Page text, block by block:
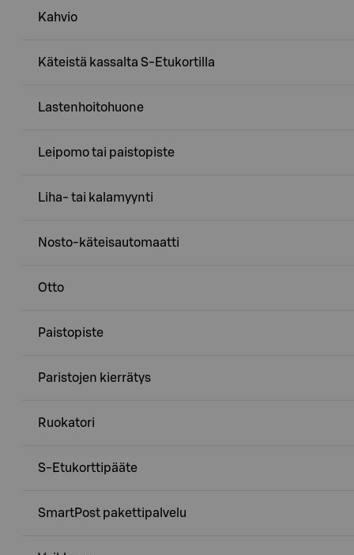
Kahvio
Käteistä kassalta S-Etukortilla
Lastenhoitohuone
Leipomo tai paistopiste
Liha- tai kalamyynti
Nosto-käteisautomaatti
Otto
Paistopiste
Paristojen kierrätys
Ruokatori
S-Etukorttipääte
SmartPost pakettipalvelu